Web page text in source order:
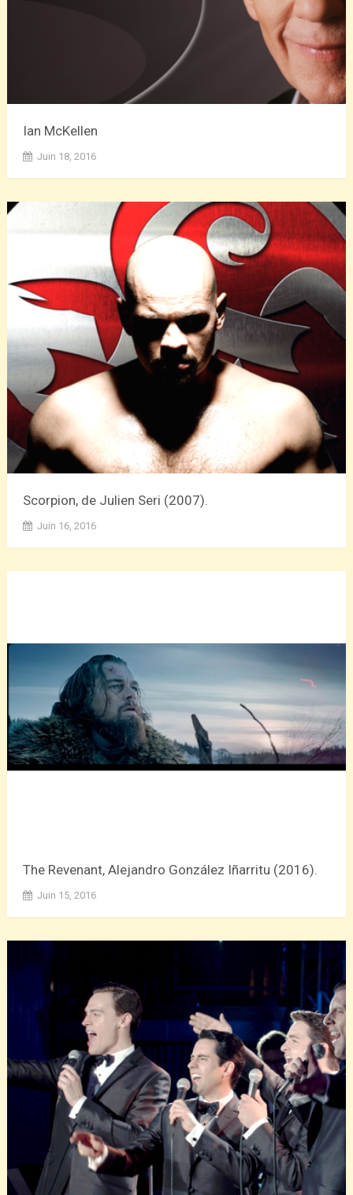
Ian McKellen
Juin 18, 2016
Scorpion, de Julien Seri (2007).
Juin 16, 2016
The Revenant, Alejandro González Iñarritu (2016).
Juin 15, 2016